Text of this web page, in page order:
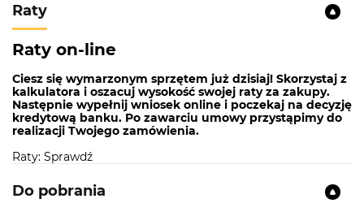
Raty
Raty on-line
Ciesz się wymarzonym sprzętem już dzisiaj! Skorzystaj z
kalkulatora i oszacuj wysokość swojej raty za zakupy.
Następnie wypełnij wniosek online i poczekaj na decyzję
kredytową banku. Po zawarciu umowy przystąpimy do
realizacji Twojego zamówienia.
Raty: Sprawdź
Do pobrania